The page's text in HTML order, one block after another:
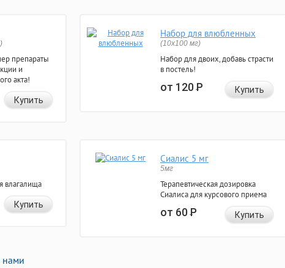
препараты
и
акта!
Купить
Набор для влюбленных
(10х100 мг)
Набор для двоих, добавь страсти
в постель!
от 120Р Купить
влагалища
Купить
Сиалис 5 мг
5мг
Терапевтическая дозировка
Сиалиса для курсового приема
от 60Р Купить
нами